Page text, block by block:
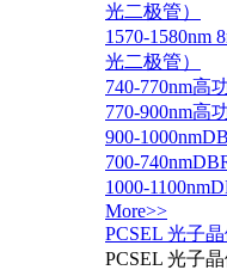
光二极管）
1570-1580nm
光二极管）
740-770nm高
770-900nm高
900-
700-
1000-
More>>
PCSEL 光子
PCSEL 光子